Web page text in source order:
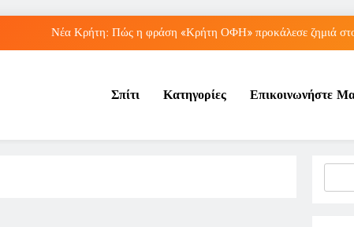
Νέα Κρήτη: Πώς η φράση «Κρήτη ΟΦΗ» προκάλεσε ζημιά
Ιράκ: Ποιες είναι οι συνέπειες των εκπτώσεων
Νέα Κρήτη: Πώς η φράση «Κρήτη ΟΦΗ» προκάλεσε ζημιά
Μπέσσυ Αργυράκη: Ποια είναι η συμβουλή του γιου της
Σπίτι Κατηγορίες Επικοινωνήστε